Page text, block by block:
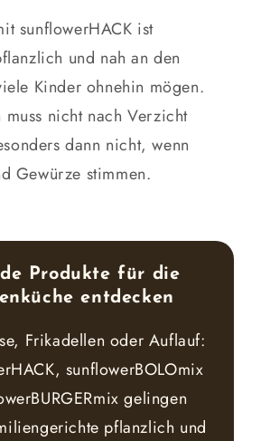
sunflowerHACK ist
und nah an den
Kinder ohnehin mögen.
nicht nach Verzicht
dann nicht, wenn
Gewürze stimmen.
Produkte für die
entdecken
Frikadellen oder Auflauf:
sunflowerBOLOmix
gelingen
pflanzlich und